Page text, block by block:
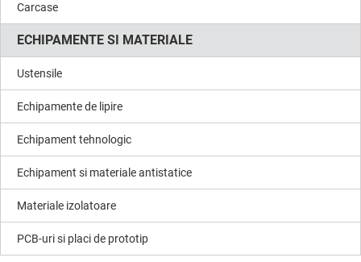
Carcase
ECHIPAMENTE SI MATERIALE
Ustensile
Echipamente de lipire
Echipament tehnologic
Echipament si materiale antistatice
Materiale izolatoare
PCB-uri si placi de prototip